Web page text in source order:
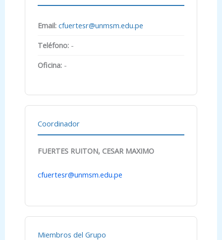
Email: cfuertesr@unmsm.edu.pe
Teléfono: -
Oficina: -
Coordinador
FUERTES RUITON, CESAR MAXIMO
cfuertesr@unmsm.edu.pe
Miembros del Grupo